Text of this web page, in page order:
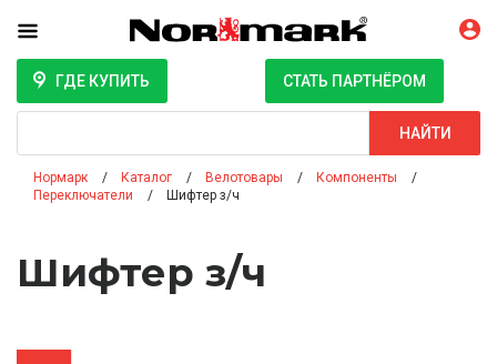
ГДЕ КУПИТЬ СТАТЬ ПАРТНЁРОМ
НАЙТИ
Нормарк Каталог Велотовары
Компоненты
Переключатели
Шифтер з/ч
Шифтер з/ч